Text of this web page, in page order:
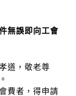
無誤即向工會
道，敬老尊
費者，得申請